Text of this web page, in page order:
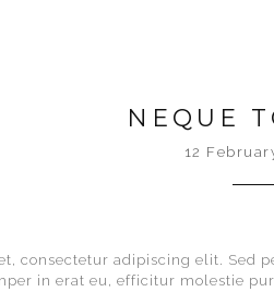
NEQUE
12
consectetur adipiscing elit. Sed
in erat eu, efficitur molestie